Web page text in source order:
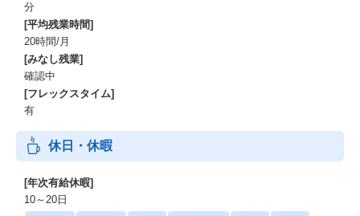
分
[平均残業時間]
20時間/月
[みなし残業]
確認中
[フレックスタイム]
有
休日・休暇
[年次有給休暇]
10～20日